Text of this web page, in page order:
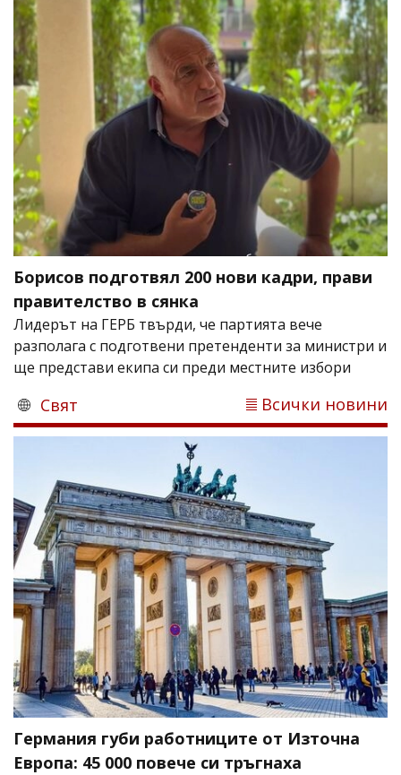
Борисов подготвял 200 нови кадри, прави
правителство в сянка
Лидерът на ГЕРБ твърди, че партията вече
разполага с подготвени претенденти за министри и
ще представи екипа си преди местните избори
Свят Всички новини
Германия губи работниците от Източна
Европа: 45 000 повече си тръгнаха